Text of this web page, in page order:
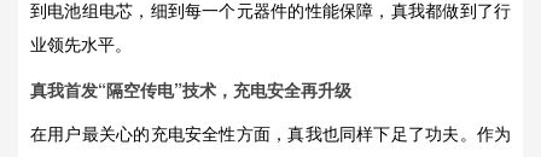
到电池组电芯，细到每一个元器件的性能保障，真我都做到了行
业领先水平。
真我首发“隔空传电”技术，充电安全再升级
在用户最关心的充电安全性方面，真我也同样下足了功夫。作为